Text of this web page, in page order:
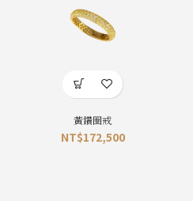
黃鑽圈戒
NT$172,500